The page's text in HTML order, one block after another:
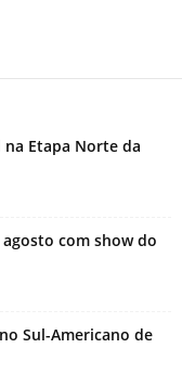
Etapa Norte da
com show do
Sul-Americano de